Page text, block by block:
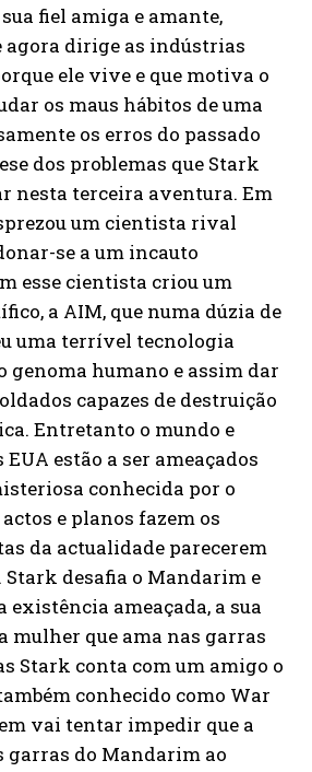
fiel amiga e amante,
agora dirige as indústrias
ele vive e que motiva o
os maus hábitos de uma
os erros do passado
dos problemas que Stark
nesta terceira aventura. Em
um cientista rival
se a um incauto
esse cientista criou um
a AIM, que numa dúzia de
uma terrível tecnologia
genoma humano e assim dar
capazes de destruição
Entretanto o mundo e
estão a ser ameaçados
conhecida por o
e planos fazem os
da actualidade parecerem
Stark desafia o Mandarim e
existência ameaçada, a sua
mulher que ama nas garras
Stark conta com um amigo o
conhecido como War
vai tentar impedir que a
garras do Mandarim ao